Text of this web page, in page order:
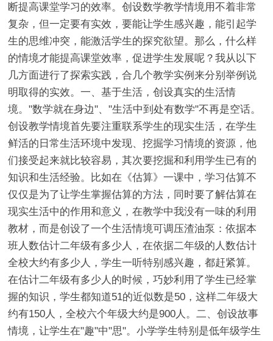
断提高课堂学习的效率。创设数学教学情境用不着非常
复杂，但一定要有实效，要能让学生感兴趣，能引起学
生的思维冲突，能激活学生的探究欲望。那么，什么样
的情境才能提高课堂效率，促进学生发展呢？我从以下
几方面进行了探索实践，合几个教学实例来分别举例说
明取得的实效。一、基于生活，创设真实的生活情
境。"数学就在身边"、"生活中到处有数学"不再是空话。
创设教学情境首先要注重联系学生的现实生活，在学生
鲜活的日常生活环境中发现、挖掘学习情境的资源，他
们接受起来就比较容易，其次要挖掘和利用学生已有的
知识和生活经验。比如在《估算》一课中，学习估算不
仅仅是为了让学生掌握估算的方法，同时要了解估算在
现实生活中的作用和意义，在教学中我没有一味的利用
教材，而是创设了一个生活情境可调压渣油泵：依据本
班人数估计二年级有多少人，在依据二年级的人数估计
全校大约有多少人，学生一听特别感兴趣，都赶紧算。
在估计二年级有多少人的时候，巧妙利用了学生已经掌
握的知识，学生都知道51的近似数是50，这样二年级大
约有150人，全校六个年级大约是900人。二、创设故事
情境，让学生在"趣"中"思"。小学学生特别是低年级学生